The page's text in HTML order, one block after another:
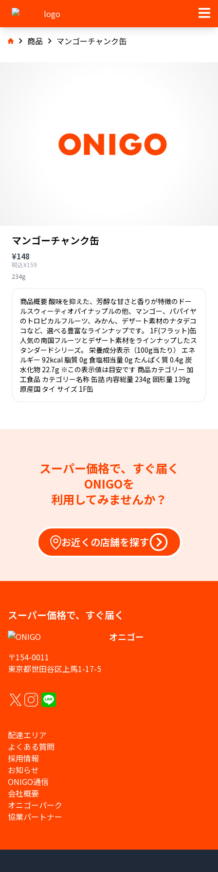
商品 マンゴーチャンク缶
マンゴーチャンク缶
¥148
税込¥159
234g
商品概要 酸味を抑えた、芳醇な甘さと香りが特徴のドー
ルスウィーティオパイナップルの他、マンゴー、パパイヤ
のトロピカルフルーツ、みかん、デザート素材のナタデコ
コなど、選べる豊富なラインナップです。 1F(フラット)缶
人気の南国フルーツとデザート素材をラインナップしたス
タンダードシリーズ。 栄養成分表示（100g当たり） エネ
ルギー 92kcal 脂質 0g 食塩相当量 0g たんぱく質 0.4g 炭
水化物 22.7g ※この表示値は目安です 商品カテゴリー 加
工食品 カテゴリー名称 缶詰 内容総量 234g 固形量 139g
原産国 タイ サイズ 1F缶
スーパー価格で、すぐ届く
ONIGOを
利用してみませんか？
お近くの店舗を探す
スーパー価格で、すぐ届く
オニゴー
〒154-0011
東京都世田谷区上馬1-17-5
配達エリア
よくある質問
採用情報
お知らせ
ONIGO通信
会社概要
オニゴーパーク
協業パートナー